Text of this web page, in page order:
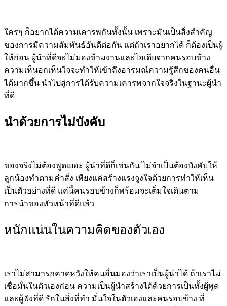
ใครๆ ก็อยากได้ความเคารพกันทั้งนั้น เพราะมันเป็นสิ่งสำคัญ
ของการมีความสัมพันธ์อันดีต่อกัน แต่ถ้าเราอยากได้ ก็ต้องเป็นผู้
ให้ก่อน ผู้นำที่ดีจะไม่มองข้ามงานและไอเดียจากคนรอบข้าง
ความเห็นอกเห็นใจจะทำให้เข้าถึงอารมณ์ความรู้สึกของคนอื่น
ได้มากขึ้น นำไปสู่การได้รับความเคารพจากใจจริงในฐานะผู้นำ
ที่ดี
นำด้วยการไม่บังคับ
ของจริงไม่ต้องพูดเยอะ ผู้นำที่ดีก็เช่นกัน ไม่จำเป็นต้องบังคับให้
ลูกน้องทำตามคำสั่ง เพียงแค่สร้างแรงจูงใจด้วยการทำให้เห็น
เป็นตัวอย่างที่ดี แค่นี้คนรอบข้างก็พร้อมจะเต็มใจเดินตาม
การนำของหัวหน้าที่ดีแล้ว
หนักแน่นในความคิดของตัวเอง
เราไม่สามารถคาดหวังให้คนอื่นมองว่าเราเป็นผู้นำได้ ถ้าเราไม่
เชื่อมั่นในตัวเองก่อน ความเป็นผู้นำสร้างได้ด้วยการเป็นทั้งผู้พูด
และผู้ฟังที่ดี รักในสิ่งที่ทำ มั่นใจในตัวเองและคนรอบข้าง ที่